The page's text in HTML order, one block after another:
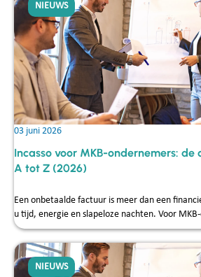
NIEUWS
03 juni 2026
Incasso voor MKB-ondernemers:
A tot Z (2026)
Een onbetaalde factuur is meer dan een
u tijd, energie en slapeloze nachten. Voor
NIEUWS